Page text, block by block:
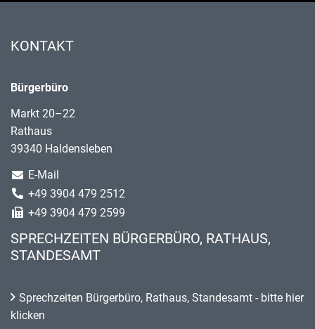
KONTAKT
Bürgerbüro
Markt 20–22
Rathaus
39340 Haldensleben
E-Mail
+49 3904 479 2512
+49 3904 479 2599
SPRECHZEITEN BÜRGERBÜRO, RATHAUS,
STANDESAMT
Sprechzeiten Bürgerbüro, Rathaus, Standesamt - bitte hier
klicken